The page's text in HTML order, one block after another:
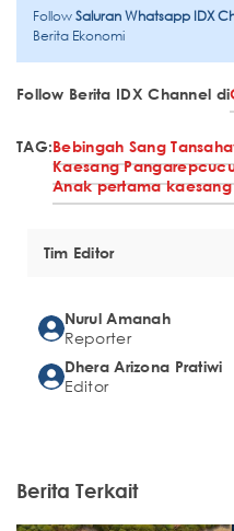
FollowSaluran Whatsapp IDX
Berita Ekonomi
Follow Berita IDX Channel di
TAG:Bebingah Sang
Kaesang Pangarep
Anak pertama
Tim Editor
Nurul Amanah
Reporter
Dhera Arizona Pratiwi
Editor
Berita Terkait